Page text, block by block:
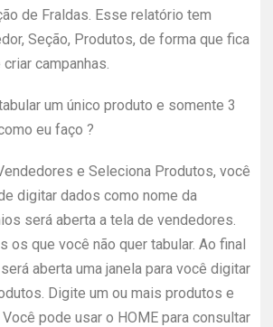
de Fraldas. Esse relatório tem
Seção, Produtos, de forma que fica
campanhas.
um único produto e somente 3
eu faço ?
e Seleciona Produtos, você
digitar dados como nome da
será aberta a tela de vendedores.
os que você não quer tabular. Ao final
aberta uma janela para você digitar
Digite um ou mais produtos e
pode usar o HOME para consultar